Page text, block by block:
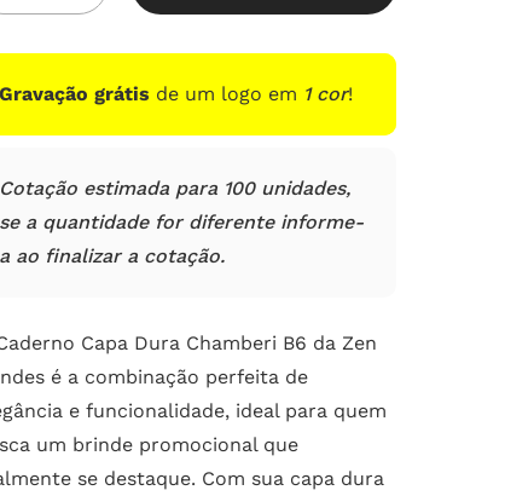
Gravação grátis de um logo em 1 cor!
Cotação estimada para 100 unidades,
se a quantidade for diferente informe-
a ao finalizar a cotação.
Capa Dura Chamberi B6 da Zen
é a combinação perfeita de
e funcionalidade, ideal para quem
um brinde promocional que
se destaque. Com sua capa dura